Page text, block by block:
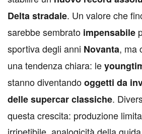
Delta stradale. Un valore che
sarebbe sembrato impensabile
sportiva degli anni Novanta, ma
una tendenza chiara: le
stanno diventandooggetti da
delle supercar classiche.
questa crescita: produzione